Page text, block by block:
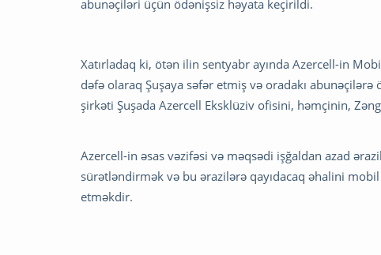
abunəçiləri üçün ödənişsiz həyata keçirildi.
Xatırladaq ki, ötən ilin sentyabr ayında Azercell-in
dəfə olaraq Şuşaya səfər etmiş və oradakı
şirkəti Şuşada Azercell Eksklüziv ofisini, həmçinin,
Azercell-in əsas vəzifəsi və məqsədi işğaldan azad
sürətləndirmək və bu ərazilərə qayıdacaq əhalini
etməkdir.